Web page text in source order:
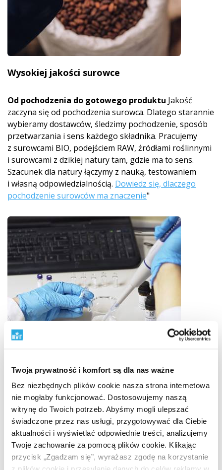
Twoja prywatność i komfort są dla nas ważne
Bez niezbędnych plików cookie nasza strona internetowa
nie mogłaby funkcjonować. Dostosowujemy naszą
witrynę do Twoich potrzeb. Abyśmy mogli ulepszać
świadczone przez nas usługi, przygotowywać dla Ciebie
aktualności i wyświetlać odpowiednie treści, analizujemy
Twoje zachowanie za pomocą plików cookie. Klikając
przycisk „Zgadzam się”, wyrażasz zgodę na korzystanie
Wysokiej jakości surowce
Od pochodzenia do gotowego produktu Jakość
zaczyna się od pochodzenia surowca. Dlatego starannie
wybieramy dostawców, śledzimy pochodzenie, sposób
przetwarzania i sens każdego składnika. Pracujemy
z surowcami BIO, podejściem RAW, źródłami roślinnymi
i surowcami z dzikiej natury tam, gdzie ma to sens.
Szacunek dla natury łączymy z nauką, testowaniem
i własną odpowiedzialnością. Dowiedz się, dlaczego
pochodzenie surowców ma znaczenie"
Własny rozwój i laboratoria
Jakość mamy pod własną kontrolą
BEWIT to nie tylko marka na etykiecie. Jesteśmy